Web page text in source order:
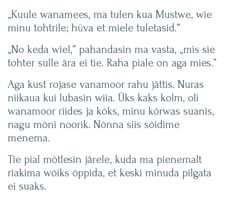
„Kuule wanamees, ma tulen kua Mustwe, wie
minu tohtrile; hüva et miele tuletasid.”
„No keda wiel,” pahandasin ma vasta, „mis sie
tohter sulle ära ei tie. Raha piale on aga mies.”
Aga kust rojase vanamoor rahu jättis. Nuras
niikaua kui lubasin wiia. Üks kaks kolm, oli
wanamoor riides ja kõks, minu kõrwas suanis,
nagu mõni noorik. Nõnna siis sõidime
menema.
Tie pial mõtlesin järele, kuda ma pienemalt
riakima wõiks õppida, et keski minuda pilgata
ei suaks.